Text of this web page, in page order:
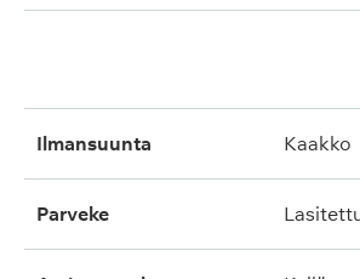
ilmansuunta kaakko
parveke